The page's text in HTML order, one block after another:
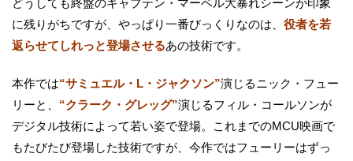
どうしても終盤のキャプテン・マーベル大暴れシーンが印象
に残りがちですが、やっぱり一番びっくりなのは、 役者を若
返らせてしれっと登場させるあの技術です。
本作では“サミュエル・L・ジャクソン”演じるニック・フュー
リーと、 “クラーク・グレッグ”演じるフィル・コールソンが
デジタル技術によって若い姿で登場。これまでのMCU映画で
もたびたび登場した技術ですが、今作ではフューリーはずっ